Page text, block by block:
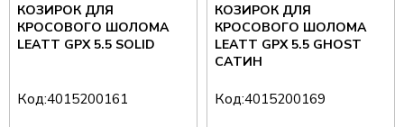
КОЗИРОК ДЛЯ
КРОСОВОГО ШОЛОМА
LEATT GPX 5.5 SOLID
Код:4015200161
КОЗИРОК ДЛЯ
КРОСОВОГО ШОЛОМА
LEATT GPX 5.5 GHOST
САТИН
Код:4015200169